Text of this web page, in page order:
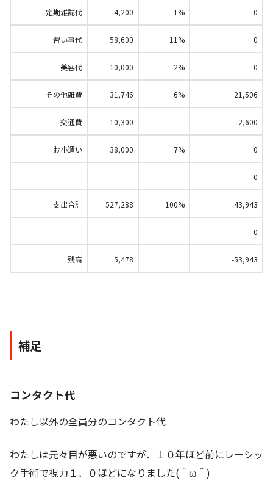
定期雑誌代 4,200 1% 0
習い事代 58,600 11% 0
美容代 10,000 2% 0
その他雑費 31,746 6% 21,506
交通費 10,300 -2,600
お小遣い 38,000 7% 0
0
支出合計 527,288 100% 43,943
0
残高 5,478 -53,943
補足
コンタクト代
わたし以外の全員分のコンタクト代
わたしは元々目が悪いのですが、１０年ほど前にレーシッ
ク手術で視力１．０ほどになりました(＾ω＾)